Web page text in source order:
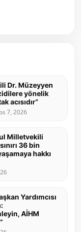
Dr. Müzeyyen
yönelik
acısıdır”
7, 2026
Milletvekili
36 bin
hakkı
Yardımcısı
AİHM